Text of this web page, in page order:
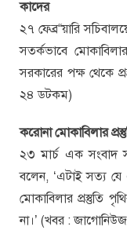
কাদের
২৭ ফেব্র“য়ারি
সতর্কভাবে
সরকারের পক্ষ থেকে
২৪ ডটকম)
করোনা মোকাবিলার
২৩ মার্চ এক সংবাদ
বলেন, ‘এটাই সত্য
মোকাবিলার প্রস্তুতি
না।’ (খবর :